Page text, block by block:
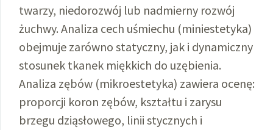
twarzy, niedorozwój lub nadmierny rozwój
żuchwy. Analiza cech uśmiechu (miniestetyka)
obejmuje zarówno statyczny, jak i dynamiczny
stosunek tkanek miękkich do uzębienia.
Analiza zębów (mikroestetyka) zawiera ocenę:
proporcji koron zębów, kształtu i zarysu
brzegu dziąsłowego, linii stycznych i